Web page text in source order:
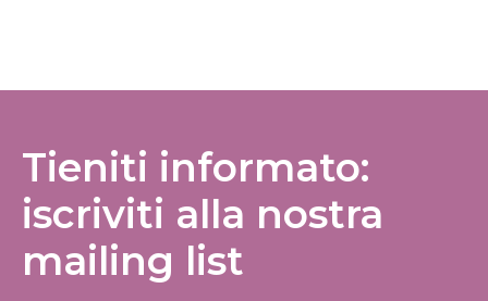
Tieniti informato:
iscriviti alla nostra
mailing list